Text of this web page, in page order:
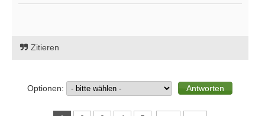
Zitieren
Optionen: